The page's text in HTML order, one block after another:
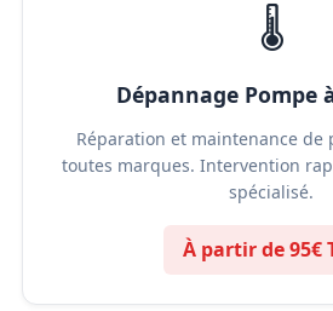
🌡️
Dépannage Pompe
Réparation et maintenance de
toutes marques. Intervention
spécialisé.
À partir de 95€